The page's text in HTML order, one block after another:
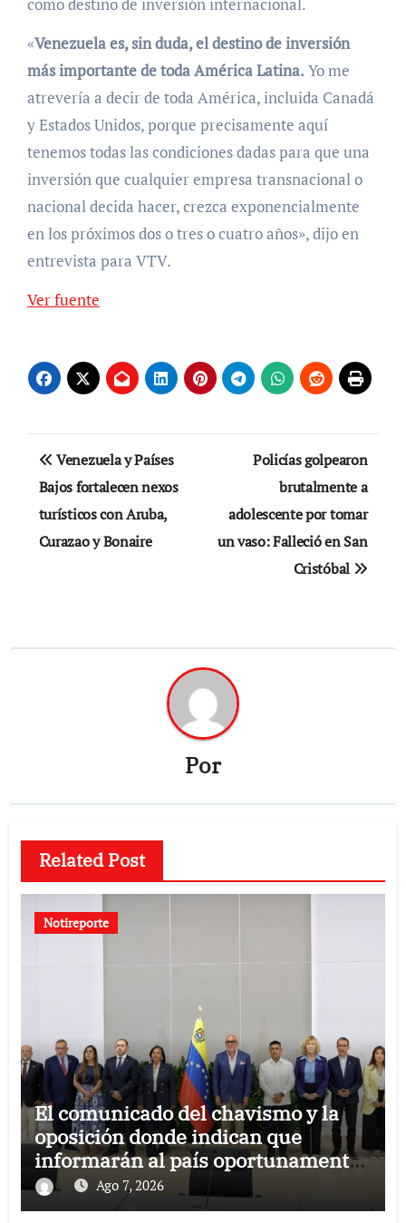
«Venezuela es, sin duda, el destino de inversión
más importante de toda América Latina. Yo me
atrevería a decir de toda América, incluida Canadá
y Estados Unidos, porque precisamente aquí
tenemos todas las condiciones dadas para que una
inversión que cualquier empresa transnacional o
nacional decida hacer, crezca exponencialmente
en los próximos dos o tres o cuatro años», dijo en
entrevista para VTV.
Ver fuente
Navegación
de
entradas
Venezuela y Países
Bajos fortalecen nexos
turísticos con Aruba,
Curazao y Bonaire
Policías golpearon
brutalmente a
adolescente por tomar
un vaso: Falleció en San
Cristóbal
Por
Related Post
Notireporte
El comunicado del chavismo y la
oposición donde indican que
informarán al país oportunamente
sobre los avances alcanzado
Ago 7, 2026